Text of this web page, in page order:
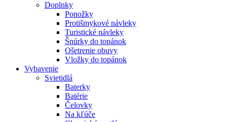
Doplnky
Ponožky
Protišmykové návleky
Turistické návleky
Šnúrky do topánok
Ošetrenie obuvy
Vložky do topánok
Vybavenie
Svietidlá
Baterky
Batérie
Čelovky
Na kľúče